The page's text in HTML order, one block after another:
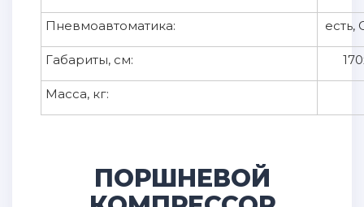
Пневмоавтоматика: есть,
Габариты, см:
Масса, кг:
ПОРШНЕВОЙ